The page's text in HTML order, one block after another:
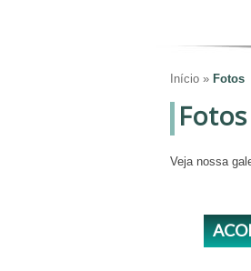
Início » Fotos
Fotos
Veja nossa